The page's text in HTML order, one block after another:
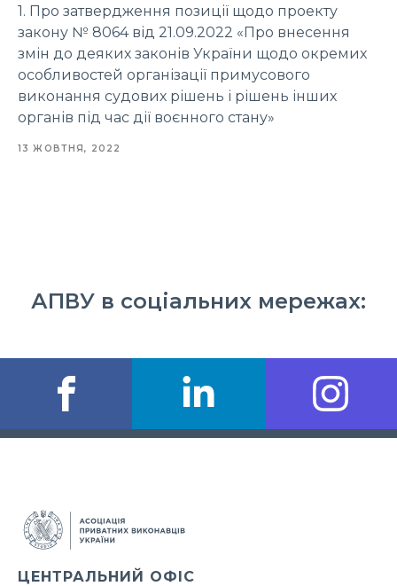
1. Про затвердження позиції щодо проекту
закону № 8064 від 21.09.2022 «Про внесення
змін до деяких законів України щодо окремих
особливостей організації примусового
виконання судових рішень і рішень інших
органів під час дії воєнного стану»
13 ЖОВТНЯ, 2022
АПВУ в соціальних мережах:
ЦЕНТРАЛЬНИЙ ОФІС